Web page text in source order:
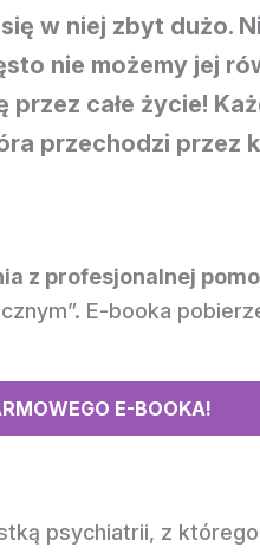
w niej zbyt dużo.
nie możemy jej
całe życie!
przechodzi przez
z profesjonalnej
E-booka
E-BOOKA!
psychiatrii, z